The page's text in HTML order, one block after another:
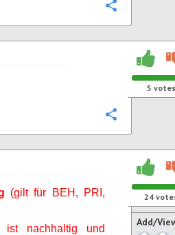
5 votes
(gilt für BEH, PRI,
ist nachhaltig und
24
Add/